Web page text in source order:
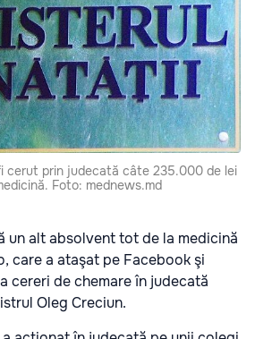
cerut prin judecată câte 235.000 de lei
Foto: mednews.md
un alt absolvent tot de la medicină
care a ataşat pe Facebook şi
cereri de chemare în judecată
Oleg Creciun.